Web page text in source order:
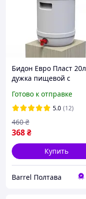
Бидон Евро Пласт 20л
дужка пищевой с
(без прокладки под
крышкой)
Готово к отправке
5.0 (12)
368₴
460 ₴
Купить
Barrel Полтава